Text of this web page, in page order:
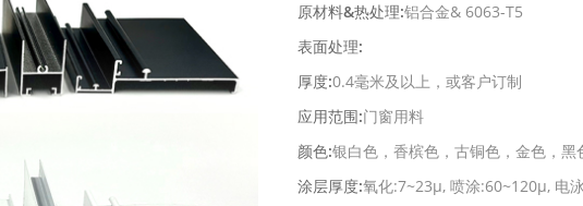
原材料&热处理:铝合金& 6063-T5
表面处理:
厚度:0.4毫米及以上，或客户订制
应用范围:门窗用料
颜色:银白色，香槟色，古铜色，金色，黑
涂层厚度:氧化:7~23μ, 喷涂:60~120μ, 电